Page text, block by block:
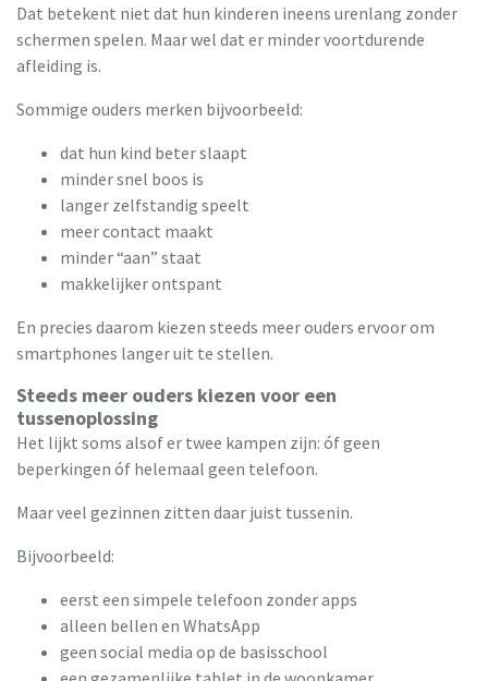
Dat betekent niet dat hun kinderen ineens urenlang zonder
schermen spelen. Maar wel dat er minder voortdurende
afleiding is.
Sommige ouders merken bijvoorbeeld:
dat hun kind beter slaapt
minder snel boos is
langer zelfstandig speelt
meer contact maakt
minder “aan” staat
makkelijker ontspant
En precies daarom kiezen steeds meer ouders ervoor om
smartphones langer uit te stellen.
Steeds meer ouders kiezen voor een
tussenoplossing
Het lijkt soms alsof er twee kampen zijn: óf geen
beperkingen óf helemaal geen telefoon.
Maar veel gezinnen zitten daar juist tussenin.
Bijvoorbeeld:
eerst een simpele telefoon zonder apps
alleen bellen en WhatsApp
geen social media op de basisschool